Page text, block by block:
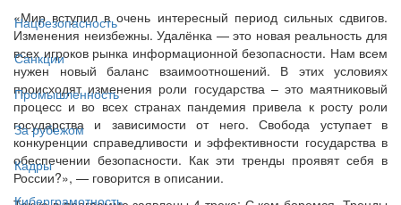
Нацбезопасность
Санкции
Промышленность
За рубежом
Кадры
Киберграмотность
«Мир вступил в очень интересный период сильных сдвигов.
Изменения неизбежны. Удалёнка — это новая реальность для
всех игроков рынка информационной безопасности. Нам всем
нужен новый баланс взаимоотношений. В этих условиях
происходят изменения роли государства – это маятниковый
процесс и во всех странах пандемия привела к росту роли
государства и зависимости от него. Свобода уступает в
конкуренции справедливости и эффективности государства в
обеспечении безопасности. Как эти тренды проявят себя в
России?», — говорится в описании.